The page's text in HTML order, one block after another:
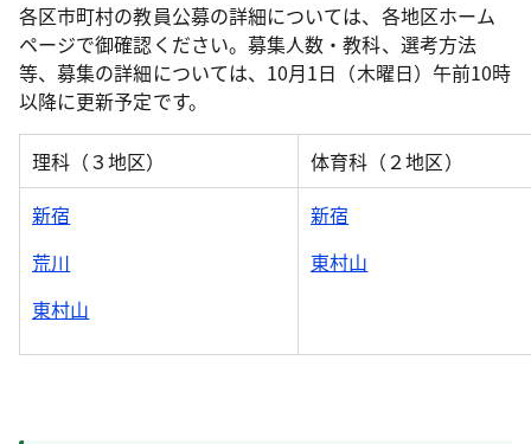
各区市町村の教員公募の詳細については、各地区ホーム
ページで御確認ください。募集人数・教科、選考方法
等、募集の詳細については、10月1日（木曜日）午前10時
以降に更新予定です。
理科（３地区）
体育科（２地区）
新宿
荒川
東村山
新宿
東村山